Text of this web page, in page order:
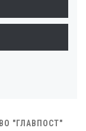
"ГЛАВПОСТ"